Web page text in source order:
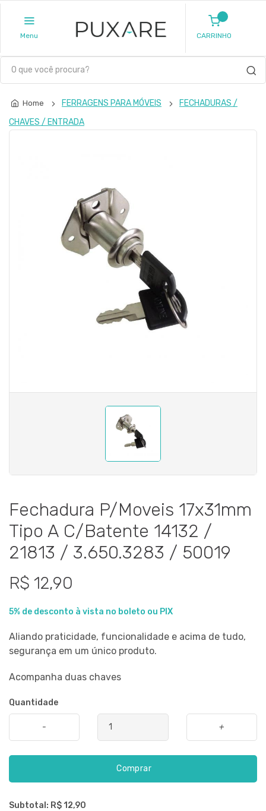
Menu CARRINHO
Home FERRAGENS PARA MÓVEIS
FECHADURAS /
CHAVES / ENTRADA
Fechadura P/Moveis 17x31mm
Tipo A C/Batente 14132 /
21813 / 3.650.3283 / 50019
R$ 12,90
5% de desconto à vista no boleto ou PIX
Aliando praticidade, funcionalidade e acima de tudo,
segurança em um único produto.
Acompanha duas chaves
Quantidade
- +
Comprar
Subtotal: R$ 12,90